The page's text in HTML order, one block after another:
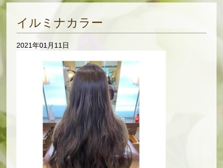
イルミナカラー
2021年01月11日